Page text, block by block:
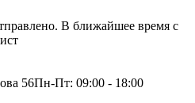
В ближайшее время с
56Пн-Пт: 09:00 - 18:00